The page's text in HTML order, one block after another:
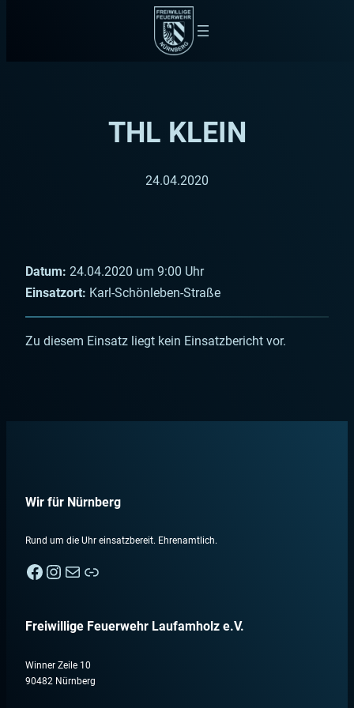
THL KLEIN
24.04.2020
Datum: 24.04.2020 um 9:00 Uhr
Einsatzort: Karl-Schönleben-Straße
Zu diesem Einsatz liegt kein Einsatzbericht vor.
Wir für Nürnberg
Rund um die Uhr einsatzbereit. Ehrenamtlich.
Facebook Instagram E-Mail Nebenan
Freiwillige Feuerwehr Laufamholz e.V.
Winner Zeile 10
90482 Nürnberg